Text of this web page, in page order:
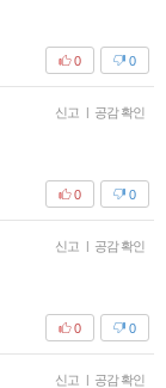
0
0
신고 | 공감 확인
0
0
신고 | 공감 확인
0
0
신고 | 공감 확인